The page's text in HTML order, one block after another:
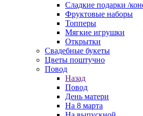
Сладкие подарки /
Фруктовые наборы
Топперы
Мягкие игрушки
Открытки
Свадебные букеты
Цветы поштучно
Повод
Назад
Повод
День матери
На 8 марта